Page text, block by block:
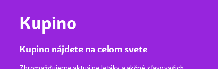
Kupino
Kupino nájdete na celom svete